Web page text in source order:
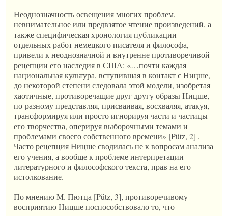
Неоднозначность освещения многих проблем,
невнимательное или предвзятое чтение произведений, а
также специфическая хронология публикации
отдельных работ немецкого писателя и философа,
привели к неоднозначной и внутренне противоречивой
рецепции его наследия в США: «…почти каждая
национальная культура, вступившая в контакт с Ницше,
до некоторой степени следовала этой модели, изобретая
хаотичные, противоречащие друг другу образы Ницше,
по-разному представляя, присваивая, восхваляя, атакуя,
трансформируя или просто игнорируя части и частицы
его творчества, оперируя выборочными темами и
проблемами своего собственного времени» [Pütz, 2] .
Часто рецепция Ницше сводилась не к вопросам анализа
его учения, а вообще к проблеме интерпретации
литературного и философского текста, прав на его
истолкование.
По мнению М. Пютца [Pütz, 3], противоречивому
восприятию Ницше поспособствовало то, что